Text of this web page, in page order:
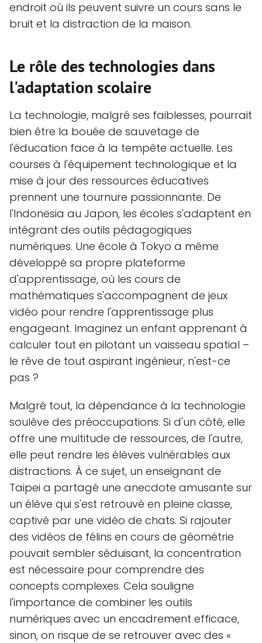
endroit où ils peuvent suivre un cours sans le
bruit et la distraction de la maison.
Le rôle des technologies dans
l'adaptation scolaire
La technologie, malgré ses faiblesses, pourrait
bien être la bouée de sauvetage de
l'éducation face à la tempête actuelle. Les
courses à l'équipement technologique et la
mise à jour des ressources éducatives
prennent une tournure passionnante. De
l'Indonesia au Japon, les écoles s'adaptent en
intégrant des outils pédagogiques
numériques. Une école à Tokyo a même
développé sa propre plateforme
d'apprentissage, où les cours de
mathématiques s'accompagnent de jeux
vidéo pour rendre l'apprentissage plus
engageant. Imaginez un enfant apprenant à
calculer tout en pilotant un vaisseau spatial –
le rêve de tout aspirant ingénieur, n'est-ce
pas ?
Malgré tout, la dépendance à la technologie
soulève des préoccupations. Si d'un côté, elle
offre une multitude de ressources, de l'autre,
elle peut rendre les élèves vulnérables aux
distractions. À ce sujet, un enseignant de
Taipei a partagé une anecdote amusante sur
un élève qui s'est retrouvé en pleine classe,
captivé par une vidéo de chats. Si rajouter
des vidéos de félins en cours de géométrie
pouvait sembler séduisant, la concentration
est nécessaire pour comprendre des
concepts complexes. Cela souligne
l'importance de combiner les outils
numériques avec un encadrement efficace,
sinon, on risque de se retrouver avec des «